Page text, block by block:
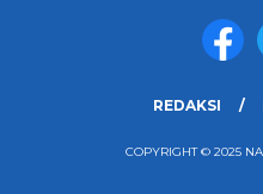
REDAKSI
COPYRIGHT © 2025